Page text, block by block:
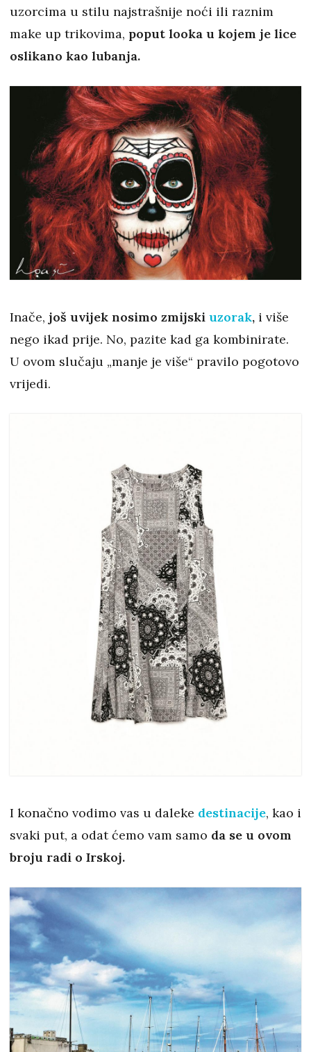
uzorcima u stilu najstrašnije noći ili raznim
make up trikovima, poput looka u kojem je lice
oslikano kao lubanja.
Inače, još uvijek nosimo zmijski uzorak, i više
nego ikad prije. No, pazite kad ga kombinirate.
U ovom slučaju „manje je više“ pravilo pogotovo
vrijedi.
I konačno vodimo vas u daleke destinacije, kao i
svaki put, a odat ćemo vam samo da se u ovom
broju radi o Irskoj.